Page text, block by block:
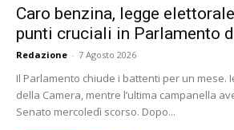
Caro benzina, legge
punti cruciali in Parlamento
Redazione - 7 Agosto 2026
Il Parlamento chiude i battenti per un mese.
della Camera, mentre l’ultima campanella
Senato mercoledì scorso. Dopo...